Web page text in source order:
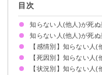
目次
知らない人(他人)が死ぬ
知らない人(他人)が死
自身の何かをやり直
初夢で見たら変化の年
状況によって意味が決
【感情別】知らない人(
知らない人が死んで泣
知らない人が死んで悲
知らない人が死んでほ
【死因別】知らない人(
知らない人が事故で死
知らない人が病気で死
知らない人が火事で死
知らない人が転落死す
知らない人が殺されて
知らない人が溺れて死
【状況別】知らない人(